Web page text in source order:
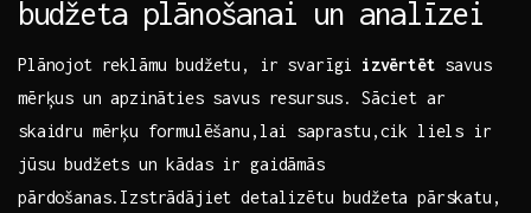
budžeta plānošanai⁤ un analīzei
Plānojot reklāmu budžetu, ir svarīgi⁢ izvērtēt savus
mērķus ⁢un‍ apzināties savus resursus. Sāciet ar
skaidru mērķu⁢ formulēšanu,lai ‍saprastu,cik liels ir​
jūsu budžets ‌un‍ kādas ir gaidāmās
pārdošanas.Izstrādājiet detalizētu budžeta‌ pārskatu,